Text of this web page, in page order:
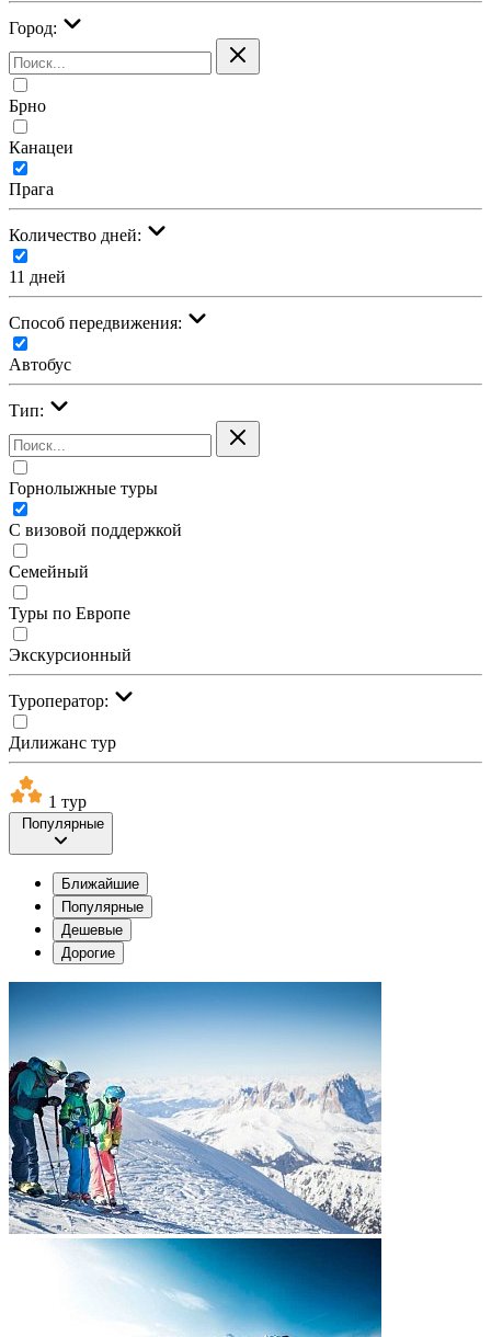
Город:
Брно
Канацеи
Прага
Количество дней:
11 дней
Cпособ передвижения:
Автобус
Тип:
Горнолыжные туры
С визовой поддержкой
Семейный
Туры по Европе
Экскурсионный
Туроператор:
Дилижанс тур
1 тур
Популярные
Ближайшие
Популярные
Дешевые
Дорогие